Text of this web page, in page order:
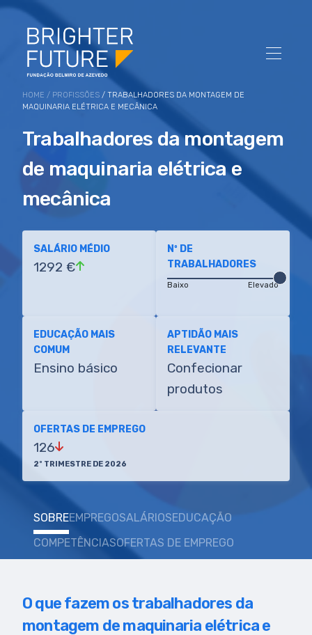
HOME / PROFISSÕES / TRABALHADORES DA MONTAGEM DE
MAQUINARIA ELÉTRICA E MECÂNICA
Trabalhadores da montagem
de maquinaria elétrica e
mecânica
SALÁRIO MÉDIO
1292 €
Nº DE
TRABALHADORES
Baixo Elevado
EDUCAÇÃO MAIS
COMUM
Ensino básico
APTIDÃO MAIS
RELEVANTE
Confecionar
produtos
OFERTAS DE EMPREGO
126
2º TRIMESTRE DE 2026
SOBREEMPREGOSALÁRIOSEDUCAÇÃO
COMPETÊNCIASOFERTAS DE EMPREGO
O que fazem os trabalhadores da
montagem de maquinaria elétrica e